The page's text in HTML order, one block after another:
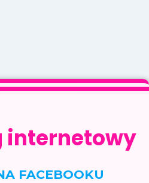
internetowy
FACEBOOKU